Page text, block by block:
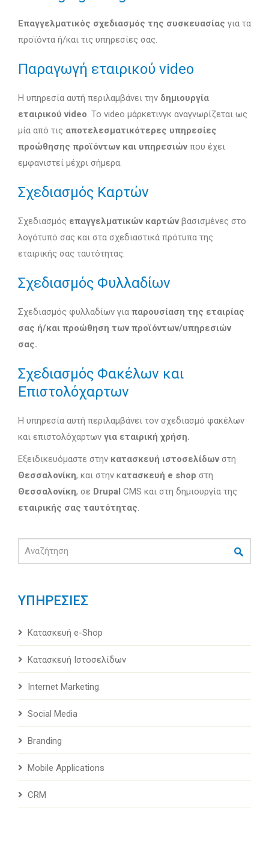
Επαγγελματικός σχεδιασμός της συσκευασίας για τα
προϊόντα ή/και τις υπηρεσίες σας.
Παραγωγή εταιρικού video
Η υπηρεσία αυτή περιλαμβάνει την δημιουργία
εταιρικού video. Το video μάρκετινγκ αναγνωρίζεται ως
μία από τις αποτελεσματικότερες υπηρεσίες
προώθησης προϊόντων και υπηρεσιών που έχει
εμφανιστεί μέχρι σήμερα.
Σχεδιασμός Καρτών
Σχεδιασμός επαγγελματικών καρτών βασισμένες στο
λογότυπό σας και στα σχεδιαστικά πρότυπα της
εταιρικής σας ταυτότητας.
Σχεδιασμός Φυλλαδίων
Σχεδιασμός φυλλαδίων για παρουσίαση της εταιρίας
σας ή/και προώθηση των προϊόντων/υπηρεσιών
σας.
Σχεδιασμός Φακέλων και
Επιστολόχαρτων
Η υπηρεσία αυτή περιλαμβάνει τον σχεδιασμό φακέλων
και επιστολόχαρτων για εταιρική χρήση.
Εξειδικευόμαστε στην κατασκευή ιστοσελίδων στη
Θεσσαλονίκη, και στην κατασκευή e shop στη
Θεσσαλονίκη, σε Drupal CMS και στη δημιουργία της
εταιρικής σας ταυτότητας.
ΥΠΗΡΕΣΙΕΣ
Κατασκευή e-Shop
Κατασκευή Ιστοσελίδων
Internet Marketing
Social Media
Branding
Mobile Applications
CRM